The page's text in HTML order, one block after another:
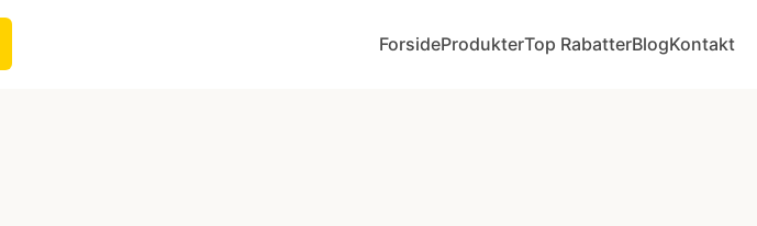
ForsideProdukterTop RabatterBlogKontakt